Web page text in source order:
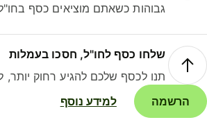
גבוהות כשאתם מוציאים כסף בחו"ל.
שלחו כסף לחו"ל, חסכו בעמלות
תנו לכסף שלכם להגיע רחוק יותר,
הרשמה
למידע נוסף